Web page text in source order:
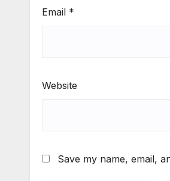
Email *
Website
Save my name, email,